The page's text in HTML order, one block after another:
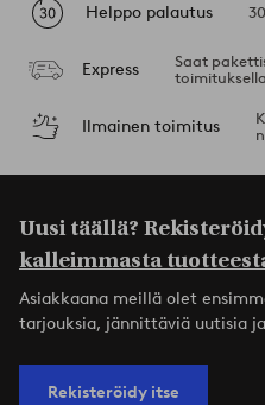
Helppo palautus
Express
Saat
toimituksella
Ilmainen toimitus
Uusi täällä?
kalleimmasta
Asiakkaana meillä olet
tarjouksia, jännittäviä uutisia
Rekisteröidy itse